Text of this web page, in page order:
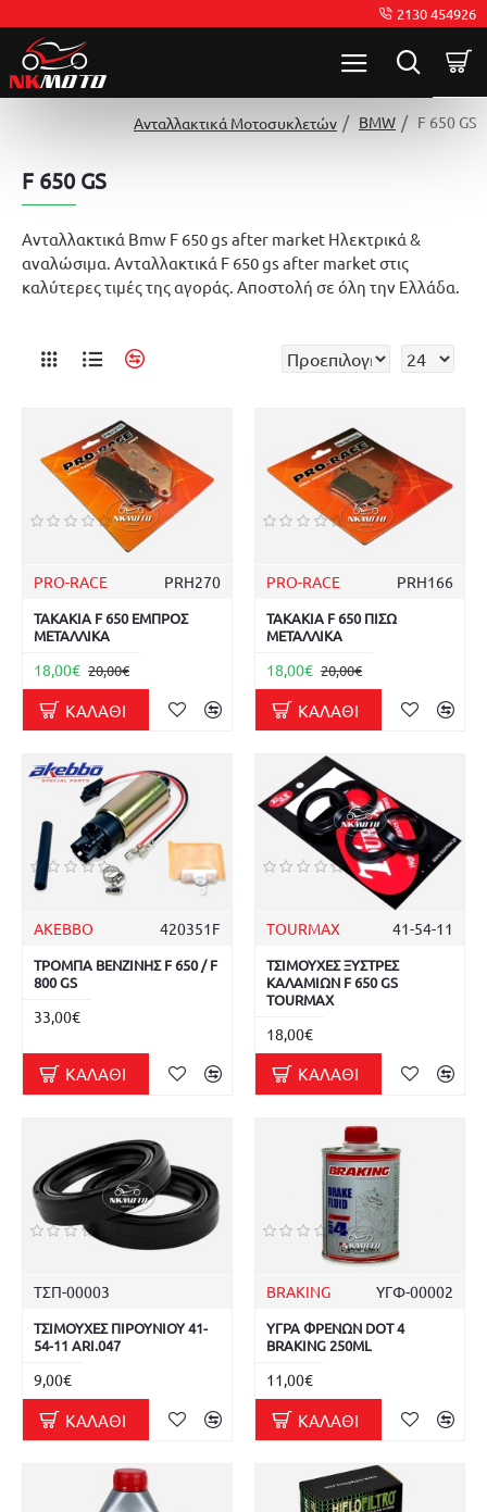
2130 454926
Ανταλλακτικά Μοτοσυκλετών BMW F 650 GS
F 650 GS
Ανταλλακτικά Bmw F 650 gs after market Ηλεκτρικά &
αναλώσιμα. Ανταλλακτικά F 650 gs after market στις
καλύτερες τιμές της αγοράς. Αποστολή σε όλη την Ελλάδα.
PRO-RACE PRH270
ΤΑΚΑΚΙΑ F 650 ΕΜΠΡΟΣ
ΜΕΤΑΛΛΙΚΑ
18,00€ 20,00€
ΚΑΛΆΘΙ
PRO-RACE PRH166
ΤΑΚΑΚΙΑ F 650 ΠΙΣΩ
ΜΕΤΑΛΛΙΚΑ
18,00€ 20,00€
ΚΑΛΆΘΙ
AKEBBO 420351F
ΤΡΟΜΠΑ ΒΕΝΖΙΝΗΣ F 650 / F
800 GS
33,00€
ΚΑΛΆΘΙ
TOURMAX 41-54-11
ΤΣΙΜΟΥΧΕΣ ΞΥΣΤΡΕΣ
ΚΑΛΑΜΙΩΝ F 650 GS
TOURMAX
18,00€
ΚΑΛΆΘΙ
ΤΣΠ-00003
ΤΣΙΜΟΥΧΕΣ ΠΙΡΟΥΝΙΟΥ 41-
54-11 ARI.047
9,00€
ΚΑΛΆΘΙ
BRAKING ΥΓΦ-00002
ΥΓΡΑ ΦΡΕΝΩΝ DOT 4
BRAKING 250ML
11,00€
ΚΑΛΆΘΙ